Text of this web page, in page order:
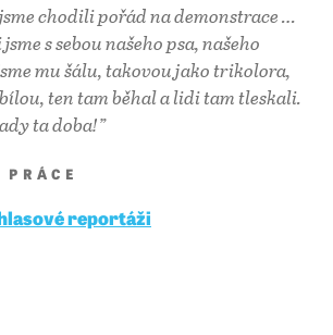
chodili pořád na demonstrace …
s sebou našeho psa, našeho
mu šálu, takovou jako trikolora,
ten tam běhal a lidi tam tleskali.
ta doba!”
reportáži